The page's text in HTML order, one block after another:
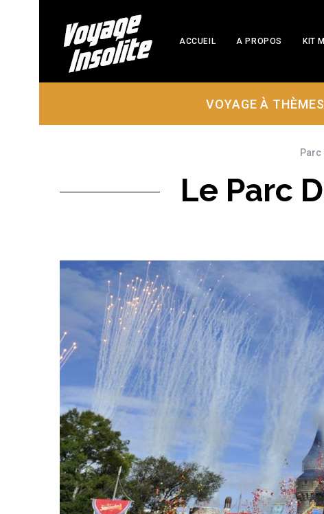
ACCUEIL A PROPOS KIT
VOYAGE À THÈMES
Parc
Le Parc